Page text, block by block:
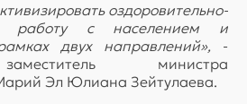
оздоровительно-
работу с населением и
двух направлений», -
министра
Эл Юлиана Зейтулаева.